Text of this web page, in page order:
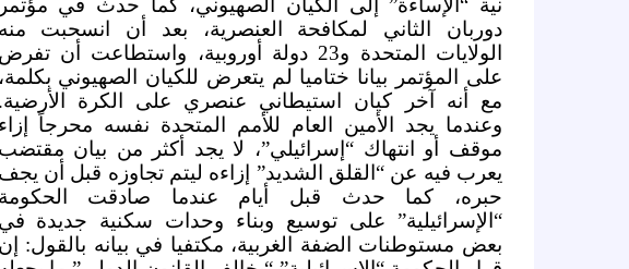
نية “الإساءة” إلى الكيان الصهيوني، كما حدث في
دوربان الثاني لمكافحة العنصرية، بعد أن انسحبت
الولايات المتحدة و23 دولة أوروبية، واستطاعت أن
على المؤتمر بيانا ختاميا لم يتعرض للكيان الصهيوني
مع أنه آخر كيان استيطاني عنصري على الكرة
وعندما يجد الأمين العام للأمم المتحدة نفسه محرجاً
موقف أو انتهاك “إسرائيلي”، لا يجد أكثر من بيان
يعرب فيه عن “القلق الشديد” إزاءه ليتم تجاوزه قبل أن
حبره، كما حدث قبل أيام عندما صادقت
“الإسرائيلية” على توسيع وبناء وحدات سكنية جديدة
بعض مستوطنات الضفة الغربية، مكتفيا في بيانه بالقول: